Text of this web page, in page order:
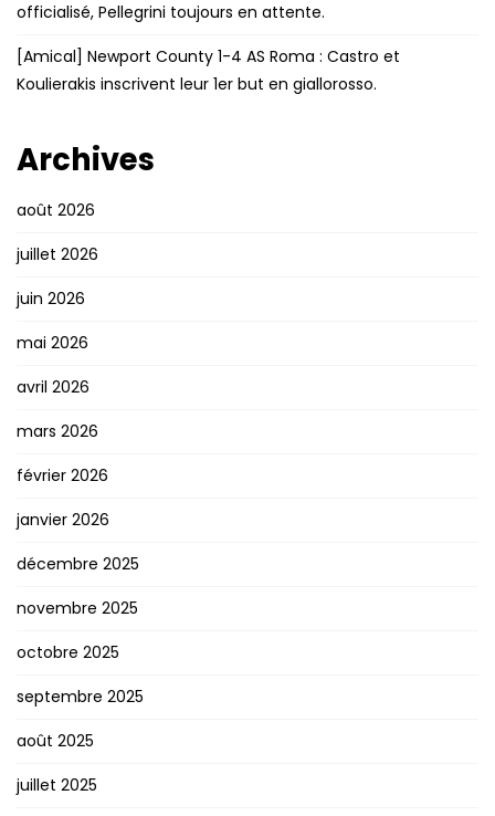
officialisé, Pellegrini toujours en attente.
[Amical] Newport County 1-4 AS Roma : Castro et
Koulierakis inscrivent leur 1er but en giallorosso.
Archives
août 2026
juillet 2026
juin 2026
mai 2026
avril 2026
mars 2026
février 2026
janvier 2026
décembre 2025
novembre 2025
octobre 2025
septembre 2025
août 2025
juillet 2025